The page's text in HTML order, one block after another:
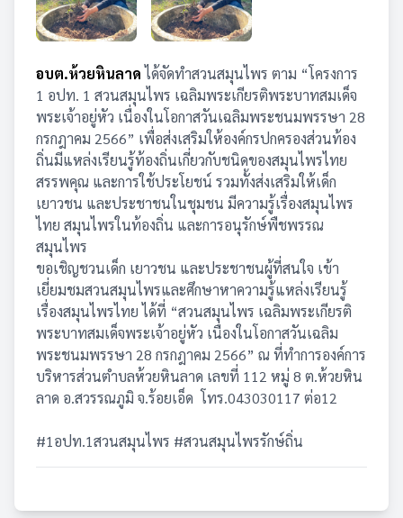
อบต.ห้วยหินลาดได้จัดทำสวนสมุนไพร ตาม “โครงการ
1 อปท. 1 สวนสมุนไพร เฉลิมพระเกียรติพระบาทสมเด็จ
พระเจ้าอยู่หัว เนื่องในโอกาสวันเฉลิมพระชนมพรรษา 28
กรกฎาคม 2566” เพื่อส่งเสริมให้องค์กรปกครองส่วนท้อง
ถิ่นมีแหล่งเรียนรู้ท้องถิ่นเกี่ยวกับชนิดของสมุนไพรไทย
สรรพคุณ และการใช้ประโยชน์ รวมทั้งส่งเสริมให้เด็ก
เยาวชน และประชาชนในชุมชน มีความรู้เรื่องสมุนไพร
ไทย สมุนไพรในท้องถิ่น และการอนุรักษ์พืชพรรณ
สมุนไพร
ขอเชิญชวนเด็ก เยาวชน และประชาชนผู้ที่สนใจ เข้า
เยี่ยมชมสวนสมุนไพรและศึกษาหาความรู้แหล่งเรียนรู้
เรื่องสมุนไพรไทย ได้ที่ “สวนสมุนไพร เฉลิมพระเกียรติ
พระบาทสมเด็จพระเจ้าอยู่หัว เนื่องในโอกาสวันเฉลิม
พระชนมพรรษา 28 กรกฎาคม 2566” ณ ที่ทำการองค์การ
บริหารส่วนตำบลห้วยหินลาด เลขที่ 112 หมู่ 8 ต.ห้วยหิน
ลาด อ.สวรรณภูมิ จ.ร้อยเอ็ด โทร.043030117 ต่อ12
#1อปท.1สวนสมุนไพร #สวนสมุนไพรรักษ์ถิ่น